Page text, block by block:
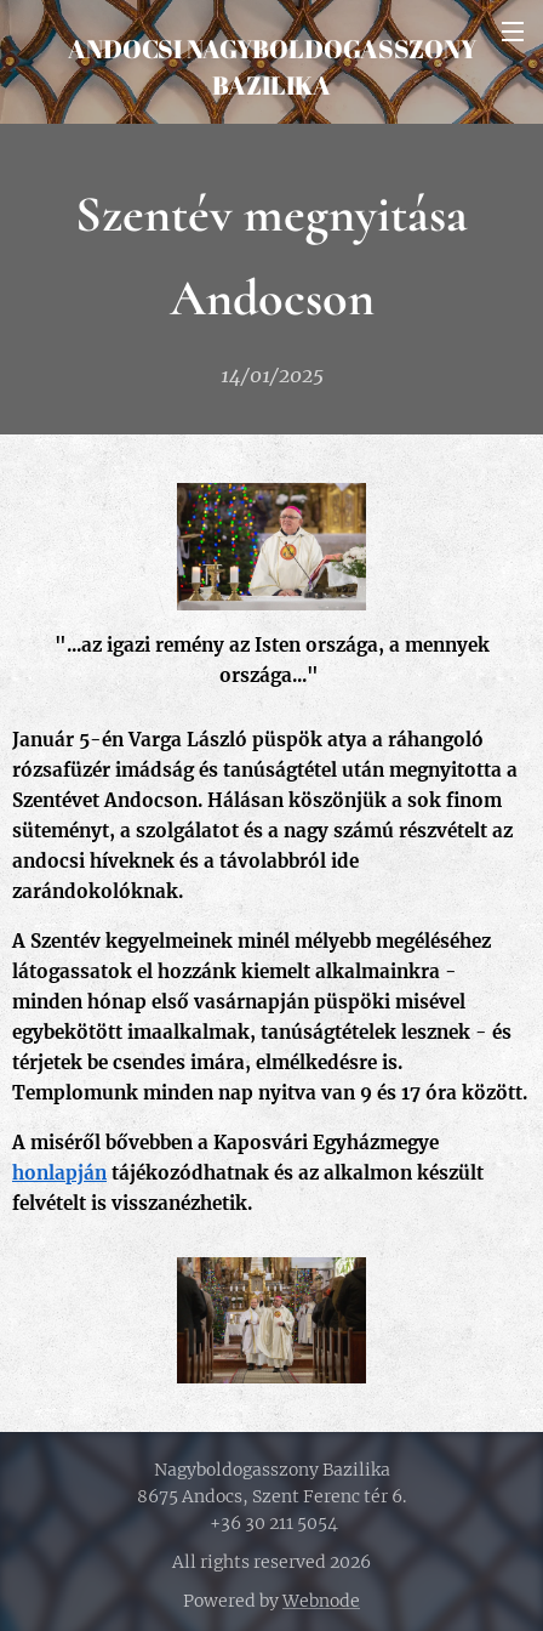
ANDOCSI NAGYBOLDOGASSZONY
BAZILIKA
Szentév megnyitása
Andocson
14/01/2025
"...az igazi remény az Isten országa, a mennyek
országa..."
Január 5-én Varga László püspök atya a ráhangoló
rózsafüzér imádság és tanúságtétel után megnyitotta a
Szentévet Andocson. Hálásan köszönjük a sok finom
süteményt, a szolgálatot és a nagy számú részvételt az
andocsi híveknek és a távolabbról ide
zarándokolóknak.
A Szentév kegyelmeinek minél mélyebb megéléséhez
látogassatok el hozzánk kiemelt alkalmainkra -
minden hónap első vasárnapján püspöki misével
egybekötött imaalkalmak, tanúságtételek lesznek - és
térjetek be csendes imára, elmélkedésre is.
Templomunk minden nap nyitva van 9 és 17 óra között.
A miséről bővebben a Kaposvári Egyházmegye
honlapjántájékozódhatnak és az alkalmon készült
felvételt is visszanézhetik.
Nagyboldogasszony Bazilika
8675 Andocs, Szent Ferenc tér 6.
+36 30 211 5054
All rights reserved 2026
Powered byWebnode